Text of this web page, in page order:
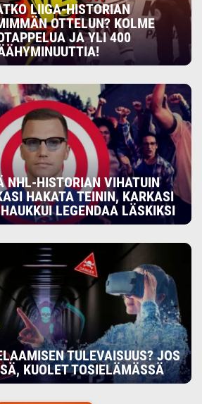
LIIGA-HISTORIAN
OTTELUN? KOLME
JA YLI 400
NHL-HISTORIAN VIHATUIN
HAKATA TEININ, KARKASI
LEGENDAA LÄSKIKSI
TULEVAISUUS? JOS
KUOLET TOSIELÄMÄSSÄ